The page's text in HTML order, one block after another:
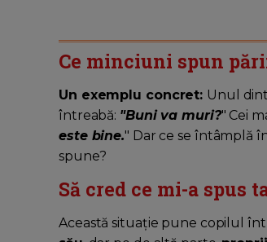
Ce minciuni spun
Un exemplu concret: Unul
întreabă: "Buni va muri?" Cei
este bine." Dar ce se întâmplă
spune?
Să cred ce mi-a spus
Această situație pune copilul